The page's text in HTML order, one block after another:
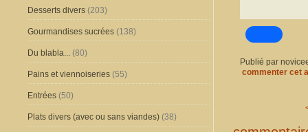
Desserts divers (203)
Gourmandises sucrées (138)
Du blabla... (80)
Pains et viennoiseries (55)
Entrées (50)
Plats divers (avec ou sans viandes) (38)
Publié par
commenter cet